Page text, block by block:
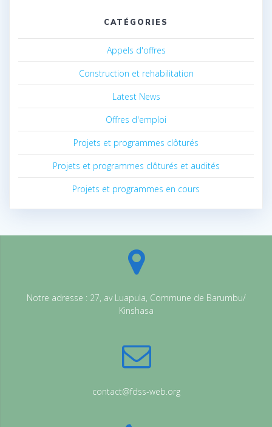
CATÉGORIES
Appels d'offres
Construction et rehabilitation
Latest News
Offres d'emploi
Projets et programmes clôturés
Projets et programmes clôturés et audités
Projets et programmes en cours
Notre adresse : 27, av Luapula, Commune de Barumbu/
Kinshasa
contact@fdss-web.org